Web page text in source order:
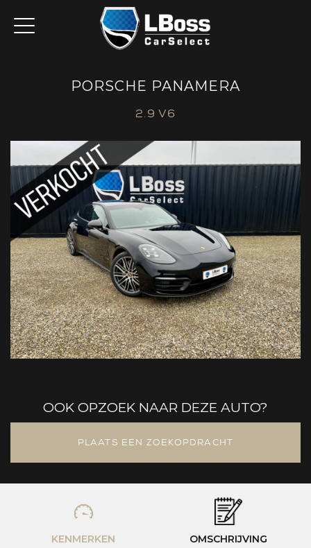
PORSCHE PANAMERA
2.9 V6
OOK OPZOEK NAAR DEZE AUTO?
PLAATS EEN ZOEKOPDRACHT
KENMERKEN OMSCHRIJVING